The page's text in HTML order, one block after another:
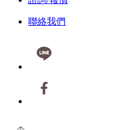
聯絡我們